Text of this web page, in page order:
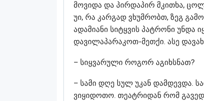
მოვიდა და პირდაპირ მკითხა,
უი, რა კარგად ვხუმრობთ, ზეგ
ადამიანი სიტყვის პატრონი უნდა
დავილაპარაკოთ-მეთქი. ასე
– სიყვარული როგორ აგიხსნათ?
– სამი დღე სულ უკან დამდევდა.
ვიყიდოთო. თეატრიდან რომ